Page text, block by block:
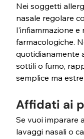
Nei soggetti
nasale regolare
l'infiammazione e
farmacologiche.
quotidianamente
sottili o fumo,
semplice ma
Affidati ai
Se vuoi imparare
lavaggi nasali o